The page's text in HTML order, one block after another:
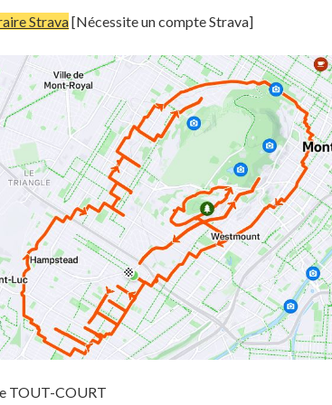
Strava[Nécessite un compte Strava]
TOUT-COURT